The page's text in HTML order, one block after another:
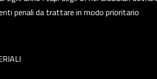
penali da trattare in modo prioritario